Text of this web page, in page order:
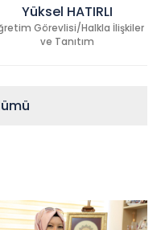
Yüksel HATIRLI
Görevlisi/Halkla İlişkiler
ve Tanıtım